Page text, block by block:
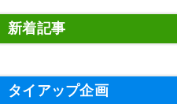
新着記事
タイアップ企画